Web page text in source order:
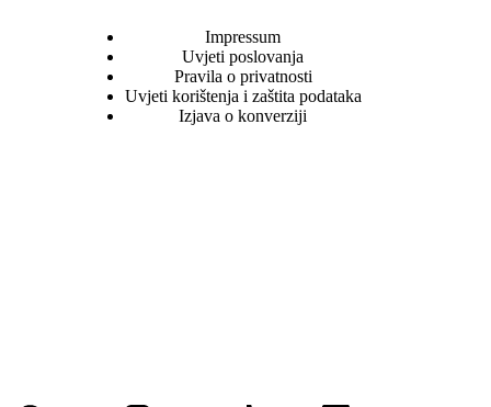
Impressum
Uvjeti poslovanja
Pravila o privatnosti
Uvjeti korištenja i zaštita podataka
Izjava o konverziji